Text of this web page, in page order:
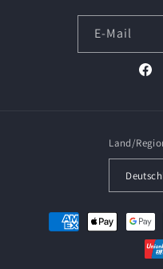
E-Mail
Land/
Zahlungsmethoden